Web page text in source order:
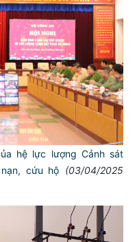
hệ lực lượng Cảnh sát
cứu hộ (03/04/2025